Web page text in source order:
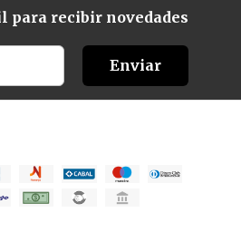
para recibir novedades
Enviar